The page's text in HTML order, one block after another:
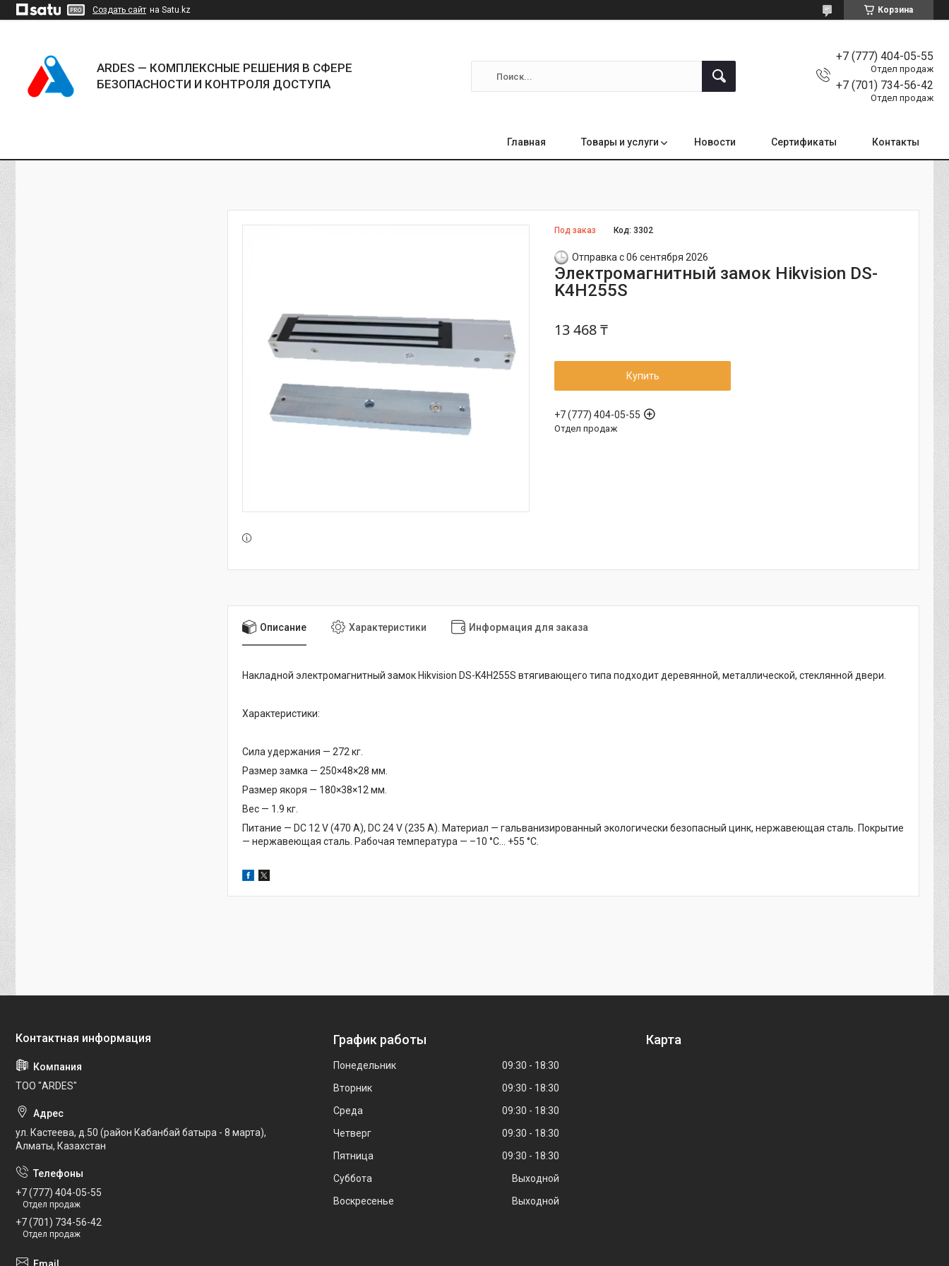
Создать сайт на Satu.kz Корзина
ARDES — КОМПЛЕКСНЫЕ РЕШЕНИЯ В СФЕРЕ
БЕЗОПАСНОСТИ И КОНТРОЛЯ ДОСТУПА
+7 (777) 404-05-55
Отдел продаж
+7 (701) 734-56-42
Отдел продаж
Главная Товары и услуги Новости Сертификаты Контакты
Под заказ Код:3302
Отправка с 06 сентября 2026
Электромагнитный замок Hikvision DS-
K4H255S
13 468 ₸
Купить
+7 (777) 404-05-55
Отдел продаж
Описание Характеристики Информация для заказа
Накладной электромагнитный замок Hikvision DS-K4H255S втягивающего типа подходит деревянной, металлической, стеклянной двери.
Характеристики:
Сила удержания — 272 кг.
Размер замка — 250×48×28 мм.
Размер якоря — 180×38×12 мм.
Вес — 1.9 кг.
Питание — DC 12 V (470 А), DC 24 V (235 А). Материал — гальванизированный экологически безопасный цинк, нержавеющая сталь. Покрытие
— нержавеющая сталь. Рабочая температура — –10 °С… +55 °С.
ТОО "ARDES"
ул. Кастеева, д.50 (район Кабанбай батыра - 8 марта),
Алматы, Казахстан
+7 (777) 404-05-55
Отдел продаж
+7 (701) 734-56-42
Отдел продаж
График работы
Понедельник 09:30
18:30
Вторник
09:30
18:30
Среда
09:30
18:30
Четверг
09:30
18:30
Пятница
09:30
18:30
Суббота
Выходной
Воскресенье
Выходной
Карта